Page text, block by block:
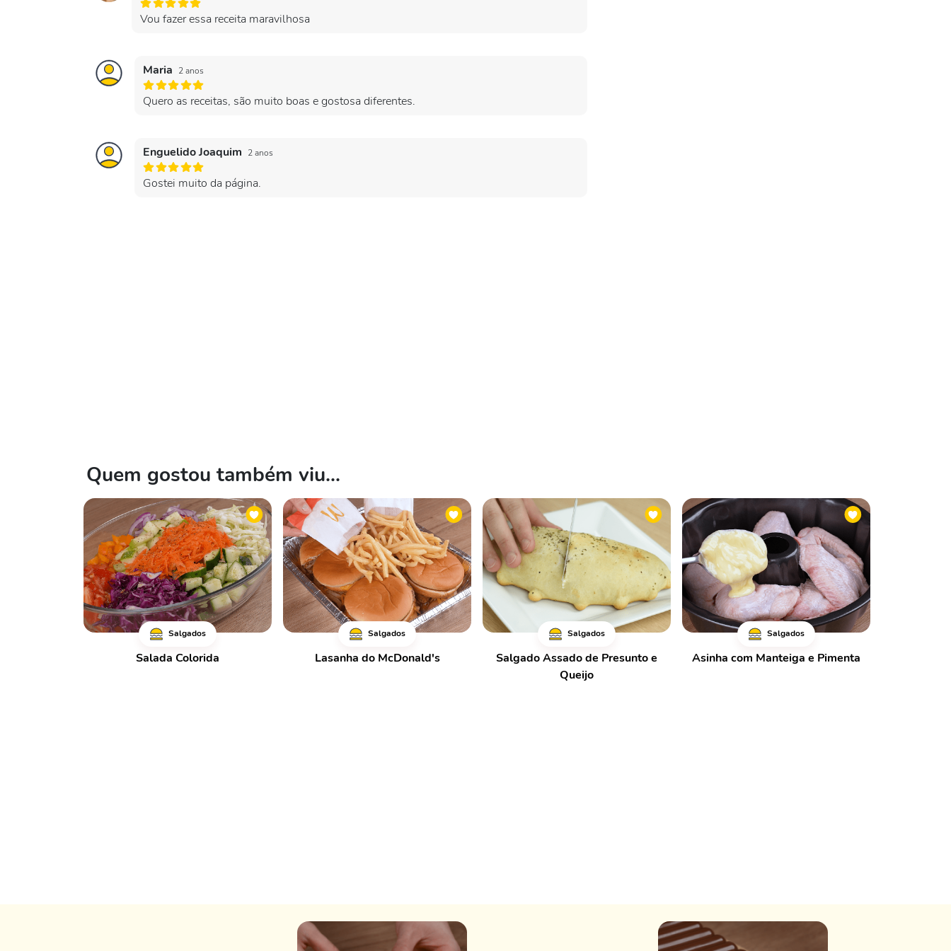
Vou fazer essa receita maravilhosa
Maria 2 anos
Quero as receitas, são muito boas e gostosa diferentes.
Enguelido Joaquim 2 anos
Gostei muito da página.
Quem gostou também viu...
Salgados
Salada Colorida
Salgados
Lasanha do McDonald's
Salgados
Salgado Assado de Presunto e
Queijo
Salgados
Asinha com Manteiga e Pimenta